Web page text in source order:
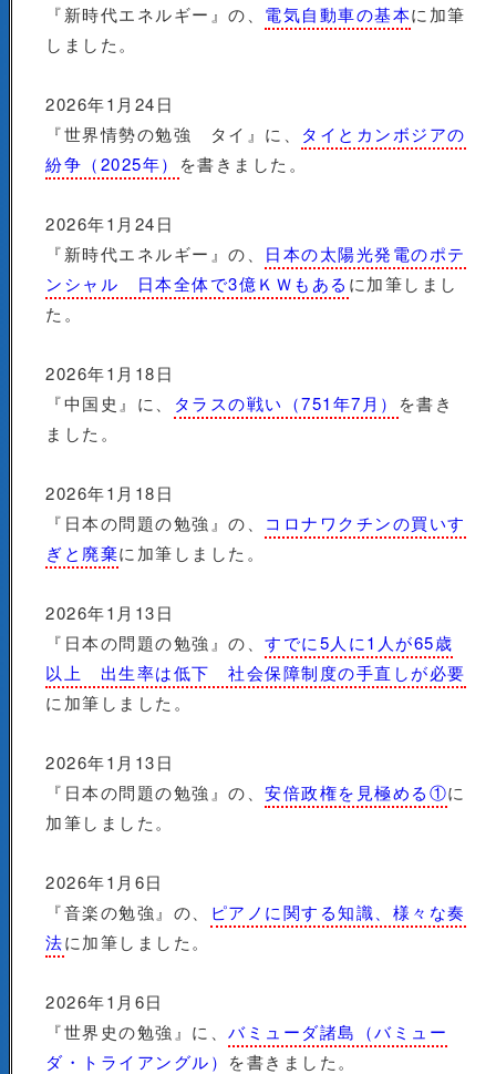
『新時代エネルギー』の、 電気自動車の基本に加筆
しました。
2026年1月24日
『世界情勢の勉強 タイ』に、 タイとカンボジアの
紛争（2025年）
を書きました。
2026年1月24日
『新時代エネルギー』の、 日本の太陽光発電のポテ
ンシャル 日本全体で3億ＫＷもある に加筆しまし
た。
2026年1月18日
『中国史』に、
タラスの戦い（751年7月）
を書き
ました。
2026年1月18日
『日本の問題の勉強』の、 コロナワクチンの買いす
ぎと廃棄に加筆しました。
2026年1月13日
『日本の問題の勉強』の、 すでに5人に1人が65歳
以上 出生率は低下 社会保障制度の手直しが必要
に加筆しました。
2026年1月13日
『日本の問題の勉強』の、 安倍政権を見極める①に
加筆しました。
2026年1月6日
『音楽の勉強』の、
ピアノに関する知識、様々な奏
法に加筆しました。
2026年1月6日
『世界史の勉強』に、 バミューダ諸島（バミュー
ダ・トライアングル） を書きました。